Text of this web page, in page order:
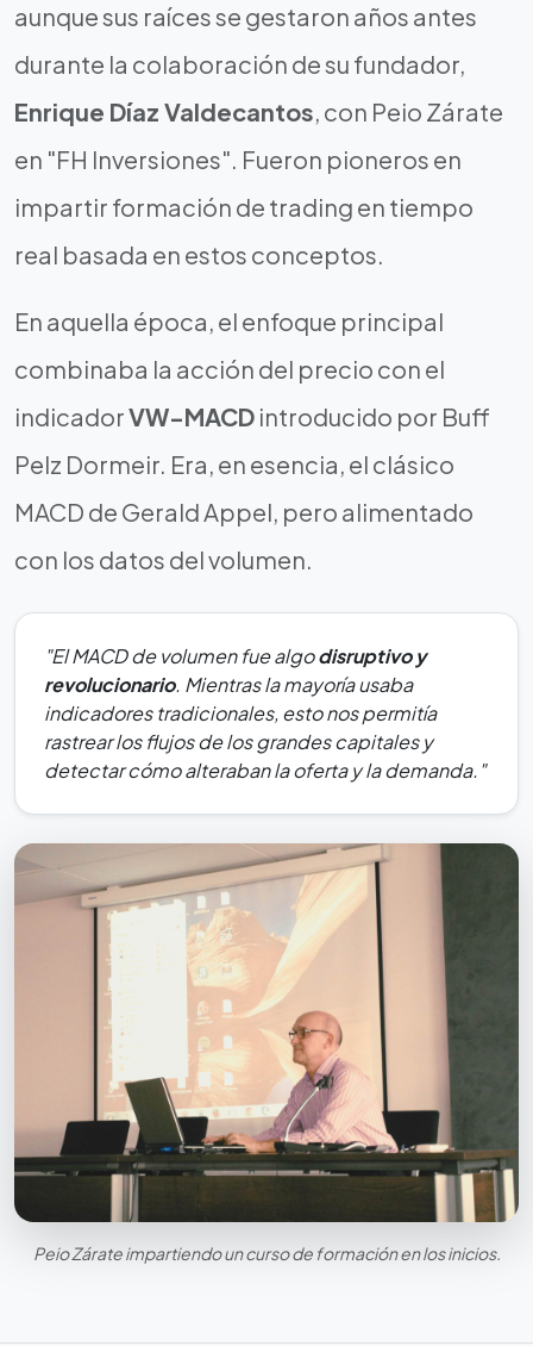
aunque sus raíces se gestaron años antes
durante la colaboración de su fundador,
Enrique Díaz Valdecantos, con Peio Zárate
en "FH Inversiones". Fueron pioneros en
impartir formación de trading en tiempo
real basada en estos conceptos.
En aquella época, el enfoque principal
combinaba la acción del precio con el
indicadorVW-MACD introducido por Buff
Pelz Dormeir. Era, en esencia, el clásico
MACD de Gerald Appel, pero alimentado
con los datos del volumen.
"El MACD de volumen fue algodisruptivo y
revolucionario. Mientras la mayoría usaba
indicadores tradicionales, esto nos permitía
rastrear los flujos de los grandes capitales y
detectar cómo alteraban la oferta y la demanda."
Peio Zárate impartiendo un curso de formación en los inicios.